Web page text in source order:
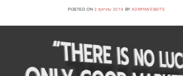
POSTED ON 2 ตุลาคม 2019 BYADMINWEBSITE